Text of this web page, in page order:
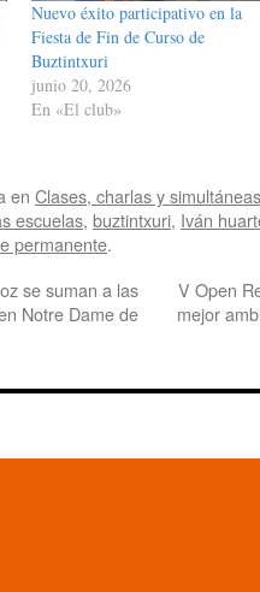
Nuevo éxito participativo en la
Fiesta de Fin de Curso de
Buztintxuri
junio 20, 2026
En «El club»
en Clases, charlas y simultáneas
escuelas, buztintxuri, Iván
permanente.
se suman a las
Notre Dame de
V Open
mejor